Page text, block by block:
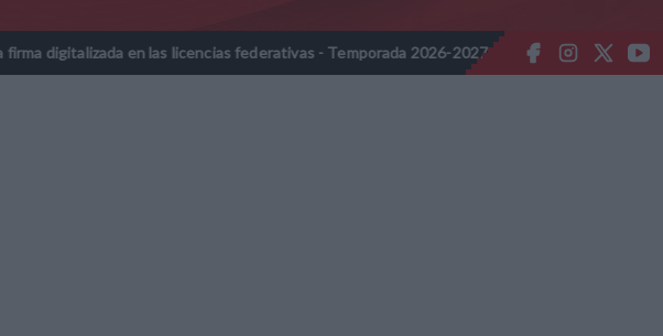
federativas - Temporada 2026-2027 // Nota Informativa RFFM - Propuesta de